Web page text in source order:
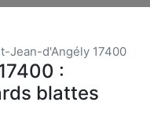
Jean-d'Angély 17400
:
blattes